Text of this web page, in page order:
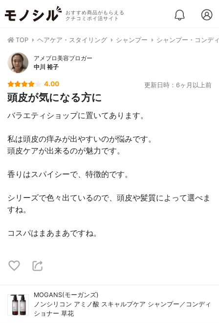
おすすめ商品がもらえる
クチコミポイ活サイト
TOP ヘアケア・スタイリング シャンプー シャンプー・コンデ
アメブロ美容ブロガー
中川 裕子
4.00 更新日時：6ヶ月以上前
頭皮が気になる方に
バラエティショップに置いてあります。
私は頭皮の痒みが出やすいのが悩みです。
頭皮ケアが出来るのが魅力です。
香りはスパイシーで、特徴的です。
シリーズで色々出ているので、頭皮や髪質によって選べま
すね。
コスパはまあまあですね。
MOGANS(モーガンズ)
ノンシリコン アミノ酸 スキャルプケア シャンプー／コンディ
ショナー 草花